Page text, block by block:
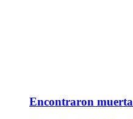
Encontraron